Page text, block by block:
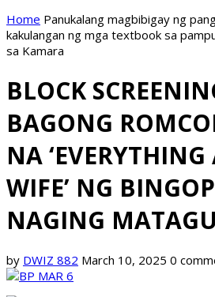
Home Panukalang magbibigay ng
kakulangan ng mga textbook sa
sa Kamara
BLOCK
BAGONG
NA
WIFE’ NG
NAGING
by DWIZ 882 March 10, 2025 0